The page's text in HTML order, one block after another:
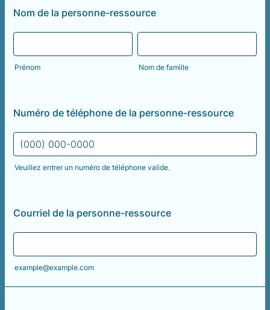
Nom de la personne-ressource
Prénom Nom de famille
Numéro de téléphone de la personne-ressource
Veuillez entrer un numéro de téléphone valide.
Courriel de la personne-ressource
example@example.com